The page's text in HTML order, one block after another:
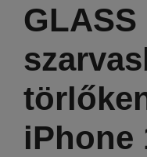
GLASS
iPhone